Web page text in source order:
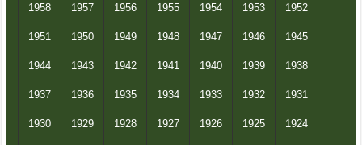
1958 1957 1956 1955 1954 1953 1952
1951 1950 1949 1948 1947 1946 1945
1944 1943 1942 1941 1940 1939 1938
1937 1936 1935 1934 1933 1932 1931
1930 1929 1928 1927 1926 1925 1924